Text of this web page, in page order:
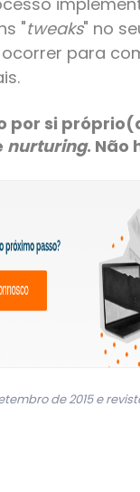
"tweaks" no
para
por si
nurturing. Não
de 2015 e